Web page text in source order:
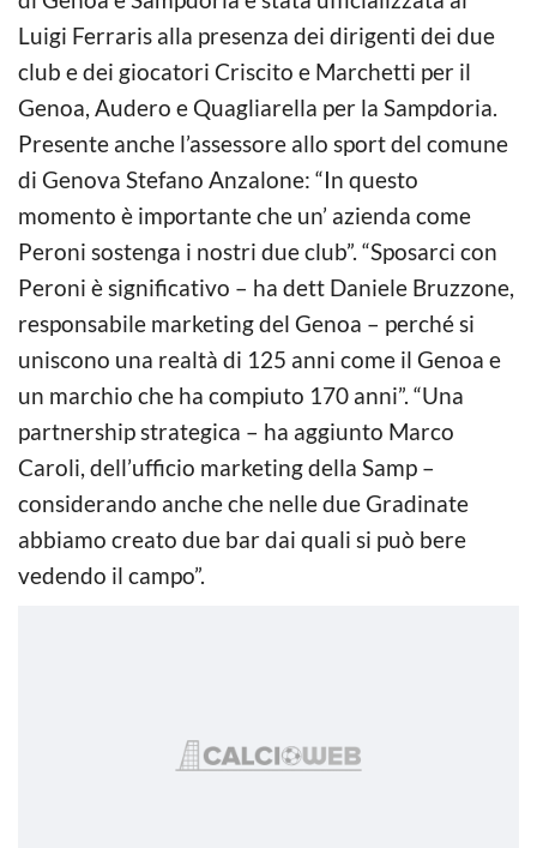
Luigi Ferraris alla presenza dei dirigenti dei due
club e dei giocatori Criscito e Marchetti per il
Genoa, Audero e Quagliarella per la Sampdoria.
Presente anche l’assessore allo sport del comune
di Genova Stefano Anzalone: “In questo
momento è importante che un’ azienda come
Peroni sostenga i nostri due club”. “Sposarci con
Peroni è significativo – ha dett Daniele Bruzzone,
responsabile marketing del Genoa – perché si
uniscono una realtà di 125 anni come il Genoa e
un marchio che ha compiuto 170 anni”. “Una
partnership strategica – ha aggiunto Marco
Caroli, dell’ufficio marketing della Samp –
considerando anche che nelle due Gradinate
abbiamo creato due bar dai quali si può bere
vedendo il campo”.